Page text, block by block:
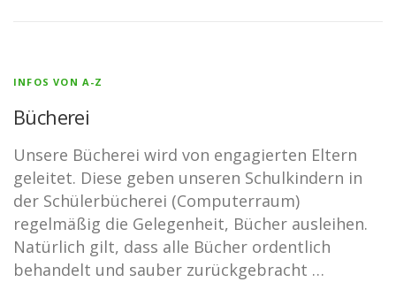
INFOS VON A-Z
Bücherei
Unsere Bücherei wird von engagierten Eltern
geleitet. Diese geben unseren Schulkindern in
der Schülerbücherei (Computerraum)
regelmäßig die Gelegenheit, Bücher ausleihen.
Natürlich gilt, dass alle Bücher ordentlich
behandelt und sauber zurückgebracht …